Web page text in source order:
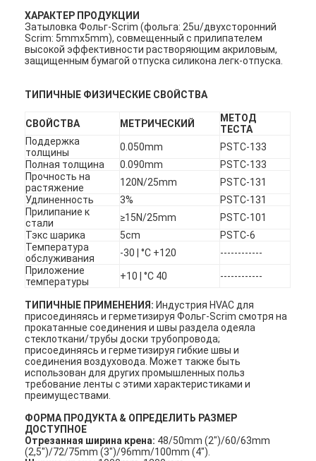
ХАРАКТЕР ПРОДУКЦИИ
Затыловка Фольг-Scrim (фольга: 25u/двухсторонний
Scrim: 5mmx5mm), совмещенный с прилипателем
высокой эффективности растворяющим акриловым,
защищенным бумагой отпуска силикона легк-отпуска.
ТИПИЧНЫЕ ФИЗИЧЕСКИЕ СВОЙСТВА
СВОЙСТВА МЕТРИЧЕСКИЙ
МЕТОД
ТЕСТА
Поддержка
толщины
0.050mm
PSTC-133
Полная толщина
0.090mm
PSTC-133
Прочность на
растяжение
120N/25mm
PSTC-131
Удлиненность
3%
PSTC-131
Прилипание к
стали
≥15N/25mm
PSTC-101
Тэкс шарика
5cm
PSTC-6
Температура
обслуживания
-30 | °C +120
------------
Приложение
температуры
+10 | °C 40 ------------
ТИПИЧНЫЕ ПРИМЕНЕНИЯ: Индустрия HVAC для
присоединяясь и герметизируя Фольг-Scrim смотря на
прокатанные соединения и швы раздела одеяла
стеклоткани/трубы доски трубопровода;
присоединяясь и герметизируя гибкие швы и
соединения воздуховода. Может также быть
использован для других промышленных польз
требование ленты с этими характеристиками и
преимуществами.
ФОРМА ПРОДУКТА & ОПРЕДЕЛИТЬ РАЗМЕР
ДОСТУПНОЕ
Отрезанная ширина крена: 48/50mm (2")/60/63mm
(2,5")/72/75mm (3")/96mm/100mm (4").